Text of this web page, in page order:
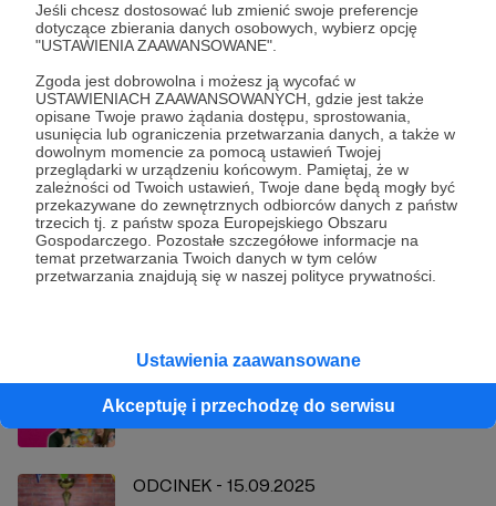
Jeśli chcesz dostosować lub zmienić swoje preferencje
dotyczące zbierania danych osobowych, wybierz opcję
"USTAWIENIA ZAAWANSOWANE".
Zgoda jest dobrowolna i możesz ją wycofać w
USTAWIENIACH ZAAWANSOWANYCH, gdzie jest także
opisane Twoje prawo żądania dostępu, sprostowania,
usunięcia lub ograniczenia przetwarzania danych, a także w
dowolnym momencie za pomocą ustawień Twojej
przeglądarki w urządzeniu końcowym. Pamiętaj, że w
zależności od Twoich ustawień, Twoje dane będą mogły być
przekazywane do zewnętrznych odbiorców danych z państw
trzecich tj. z państw spoza Europejskiego Obszaru
Gospodarczego. Pozostałe szczegółowe informacje na
temat przetwarzania Twoich danych w tym celów
przetwarzania znajdują się w naszej polityce prywatności.
Ustawienia zaawansowane
Akceptuję i przechodzę do serwisu
DZIKIE UCHO
Zobacz profil autora
Zobacz również
Odcinek - 8.09.2025
ODCINEK - 15.09.2025